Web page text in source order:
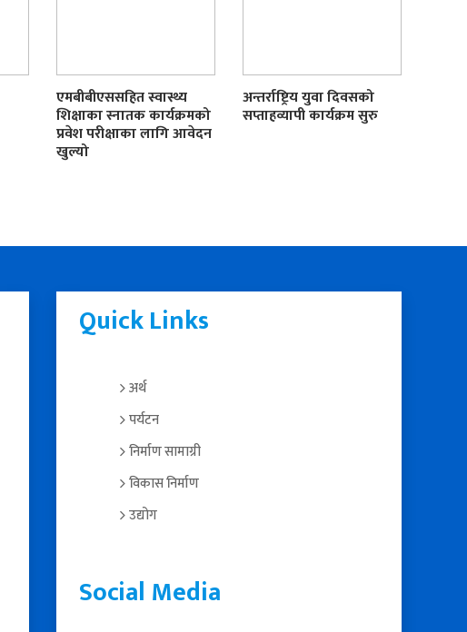
एमबीबीएससहित स्वास्थ्य
शिक्षाका स्नातक कार्यक्रमको
प्रवेश परीक्षाका लागि आवेदन
खुल्यो
अन्तर्राष्ट्रिय युवा दिवसको
सप्ताहव्यापी कार्यक्रम सुरु
Quick Links
अर्थ
पर्यटन
निर्माण सामाग्री
विकास निर्माण
उद्योग
Social Media